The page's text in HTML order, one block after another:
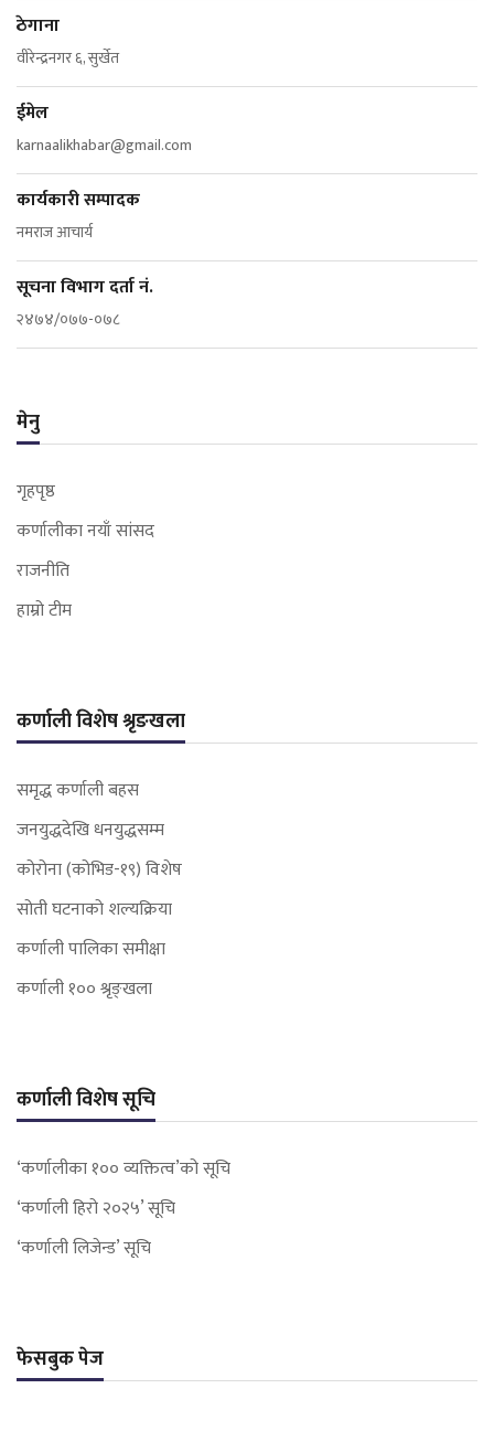
ठेगाना
वीरेन्द्रनगर ६, सुर्खेत
ईमेल
karnaalikhabar@gmail.com
कार्यकारी सम्पादक
नमराज आचार्य
सूचना विभाग दर्ता नं.
२४७४/०७७-०७८
मेनु
गृहपृष्ठ
कर्णालीका नयाँ सांसद
राजनीति
हाम्रो टीम
कर्णाली विशेष श्रृङखला
समृद्ध कर्णाली बहस
जनयुद्धदेखि धनयुद्धसम्म
कोरोना (कोभिड-१९) विशेष
सोती घटनाको शल्यक्रिया
कर्णाली पालिका समीक्षा
कर्णाली १०० श्रृङ्खला
कर्णाली विशेष सूचि
‘कर्णालीका १०० व्यक्तित्व’को सूचि
‘कर्णाली हिरो २०२५’ सूचि
‘कर्णाली लिजेन्ड’ सूचि
फेसबुक पेज